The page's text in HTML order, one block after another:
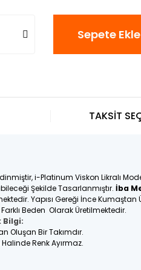
Sepete Ekle
i-Platinum Viskon Likralı
Şekilde Tasarlanmıştır. İba
Yapısı Gereği İnce
Beden Olarak Üretilmektedir.
Bilgi:
Oluşan Bir Takımdır.
Renk Ayırmaz.
TAKSİT